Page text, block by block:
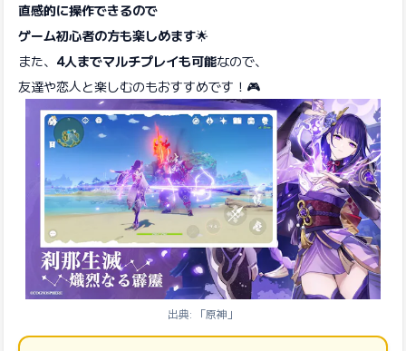
直感的に操作できるので
ゲーム初心者の方も楽しめます🌟
また、 4人までマルチプレイも可能なので、
友達や恋人と楽しむのもおすすめです！🎮
出典: 「原神」